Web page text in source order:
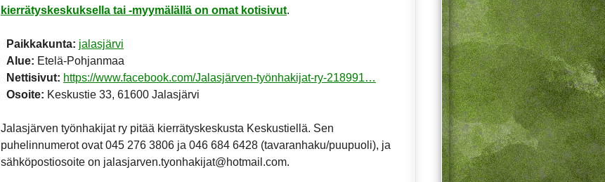
kierrätyskeskuksella tai -myymälällä on omat kotisivut.
Paikkakunta: jalasjärvi
Alue: Etelä-Pohjanmaa
Nettisivut: https://www.facebook.com/Jalasjärven-työnhakijat-ry-218991…
Osoite: Keskustie 33, 61600 Jalasjärvi
Jalasjärven työnhakijat ry pitää kierrätyskeskusta Keskustiellä. Sen
puhelinnumerot ovat 045 276 3806 ja 046 684 6428 (tavaranhaku/puupuoli), ja
sähköpostiosoite on jalasjarven.tyonhakijat@hotmail.com.